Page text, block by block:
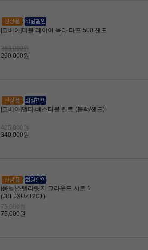
[코베아]더블 레이어 옥타 타프 500 샌드
363,000원
290,000원
[코베아]델타 베스티블 텐트 (블랙/샌드)
425,000원
340,000원
[몽벨]스텔라릿지 그라운드 시트 1
(JBEJXUZT201)
75,000원
75,000원